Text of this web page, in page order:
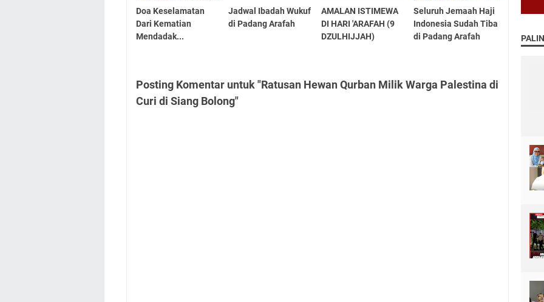
Doa Keselamatan
Dari Kematian
Mendadak...
Jadwal Ibadah Wukuf
di Padang Arafah
AMALAN ISTIMEWA
DI HARI 'ARAFAH (9
DZULHIJJAH)
Seluruh Jemaah Haji
Indonesia Sudah Tiba
di Padang Arafah
Posting Komentar untuk "Ratusan Hewan Qurban Milik Warga Palestina di
Curi di Siang Bolong"